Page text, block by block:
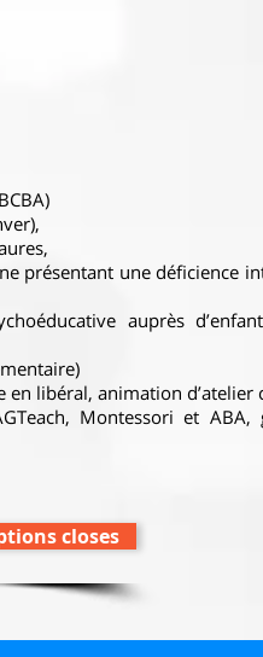
présentant une déficience
auprès
libéral, animation
Montessori et
closes